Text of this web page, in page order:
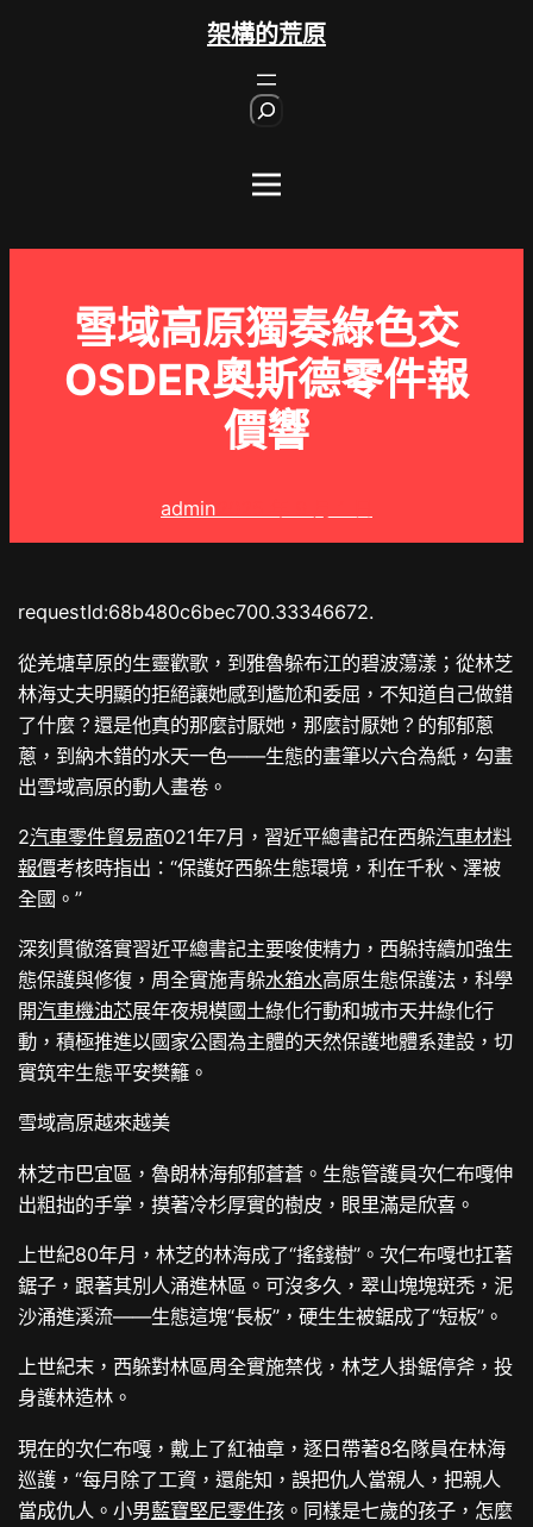
架構的荒原
雪域高原獨奏綠色交
OSDER奧斯德零件報
價響
admin
requestId:68b480c6bec700.33346672.
從羌塘草原的生靈歡歌，到雅魯躲布江的碧波蕩漾；從林芝
林海丈夫明顯的拒絕讓她感到尷尬和委屈，不知道自己做錯
了什麼？還是他真的那麼討厭她，那麼討厭她？的郁郁蔥
蔥，到納木錯的水天一色——生態的畫筆以六合為紙，勾畫
出雪域高原的動人畫卷。
2汽車零件貿易商021年7月，習近平總書記在西躲汽車材料
報價考核時指出：“保護好西躲生態環境，利在千秋、澤被
全國。”
深刻貫徹落實習近平總書記主要唆使精力，西躲持續加強生
態保護與修復，周全實施青躲水箱水高原生態保護法，科學
開汽車機油芯展年夜規模國土綠化行動和城市天井綠化行
動，積極推進以國家公園為主體的天然保護地體系建設，切
實筑牢生態平安樊籬。
雪域高原越來越美
林芝市巴宜區，魯朗林海郁郁蒼蒼。生態管護員次仁布嘎伸
出粗拙的手掌，摸著冷杉厚實的樹皮，眼里滿是欣喜。
上世紀80年月，林芝的林海成了“搖錢樹”。次仁布嘎也扛著
鋸子，跟著其別人涌進林區。可沒多久，翠山塊塊斑禿，泥
沙涌進溪流——生態這塊“長板”，硬生生被鋸成了“短板”。
上世紀末，西躲對林區周全實施禁伐，林芝人掛鋸停斧，投
身護林造林。
現在的次仁布嘎，戴上了紅袖章，逐日帶著8名隊員在林海
巡護，“每月除了工資，還能知，誤把仇人當親人，把親人
當成仇人。小男藍寶堅尼零件孩。同樣是七歲的孩子，怎麼